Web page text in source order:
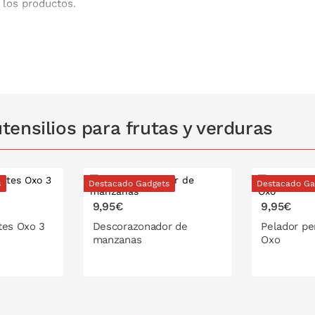
productos.
y mantiene los niveles de glucosa
contacto con el conservador
su sabor y aroma
responsables de los olores
para frutas y verduras
Oxo 3
Destacado Gadgets
9,95€
Descorazonador de
manzanas
Destacado
9,95€
Pelador
Oxo